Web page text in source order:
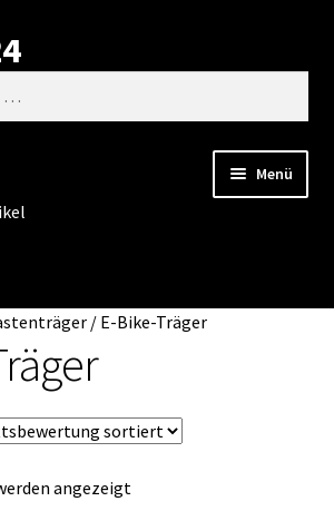
Menü
/ E-Bike-Träger
angezeigtNach